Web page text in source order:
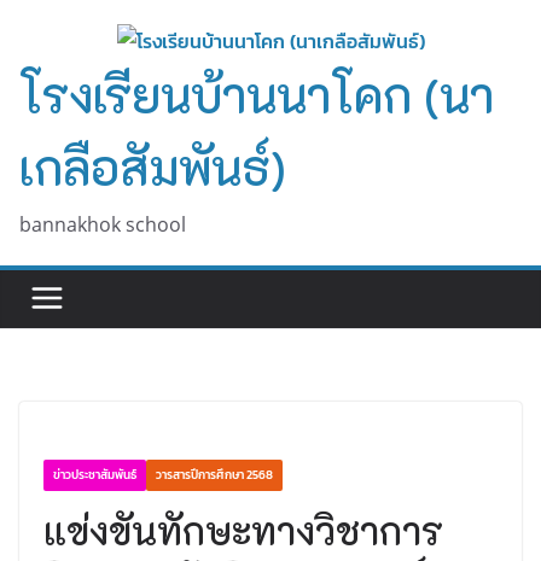
content
โรงเรียนบ้านนาโคก (นา
เกลือสัมพันธ์)
bannakhok school
ข่าวประชาสัมพันธ์ วารสารปีการศึกษา 2568
แข่งขันทักษะทางวิชาการ